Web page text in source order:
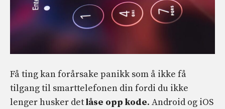
Få ting kan forårsake panikk som å ikke få
tilgang til smarttelefonen din fordi du ikke
lenger husker detlåse opp kode. Android og iOS